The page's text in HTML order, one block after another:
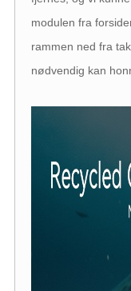
modulen fra
rammen ned fra
nødvendig kan